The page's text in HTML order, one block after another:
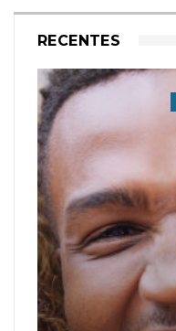
RECENTES